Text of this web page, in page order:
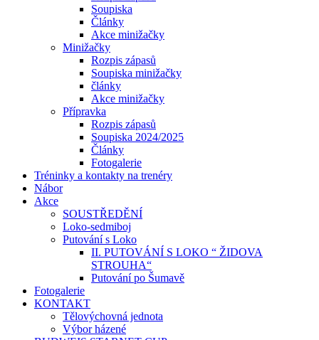
Soupiska
Články
Akce minižačky
Minižačky
Rozpis zápasů
Soupiska minižačky
články
Akce minižačky
Přípravka
Rozpis zápasů
Soupiska 2024/2025
Články
Fotogalerie
Tréninky a kontakty na trenéry
Nábor
Akce
SOUSTŘEDĚNÍ
Loko-sedmiboj
Putování s Loko
II. PUTOVÁNÍ S LOKO “ ŽIDOVA
STROUHA“
Putování po Šumavě
Fotogalerie
KONTAKT
Tělovýchovná jednota
Výbor házené